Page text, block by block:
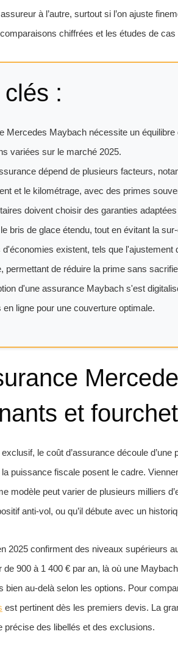
à l’autre, surtout si l’on ajuste
chiffrées et les études de
:
Mercedes Maybach nécessite un
variées sur le marché 2025.
dépend de plusieurs facteurs,
et le kilométrage, avec des primes
doivent choisir des garanties
bris de glace étendu, tout en évitant la
d'économies existent, tels que
permettant de réduire la prime sans
d'une assurance Maybach s'est
en ligne pour une couverture optimale.
et
le coût d’assurance découle
puissance fiscale posent le cadre.
modèle peut varier de plusieurs milliers
anti-vol, ou qu’il débute avec un
2025 confirment des niveaux supérieurs
de 900 à 1 400 € par an, là où une
bien au-delà selon les options. Pour
est pertinent dès les premiers devis. La
précise des libellés et des exclusions.